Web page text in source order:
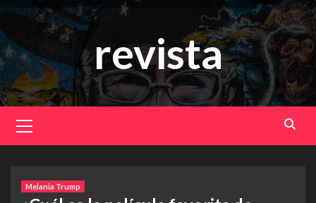
Saltar
al
contenido
revista
principal
Melania Trump